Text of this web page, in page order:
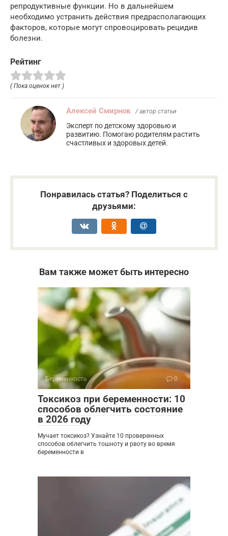
репродуктивные функции. Но в дальнейшем
необходимо устранить действия предрасполагающих
факторов, которые могут спровоцировать рецидив
болезни.
Рейтинг
( Пока оценок нет )
Алексей Смирнов / автор статьи
Эксперт по детскому здоровью и
развитию. Помогаю родителям растить
счастливых и здоровых детей.
Понравилась статья? Поделиться с
друзьями:
Вам также может быть интересно
Беременность 0
Токсикоз при беременности: 10
способов облегчить состояние
в 2026 году
Мучает токсикоз? Узнайте 10 проверенных
способов облегчить тошноту и рвоту во время
беременности в